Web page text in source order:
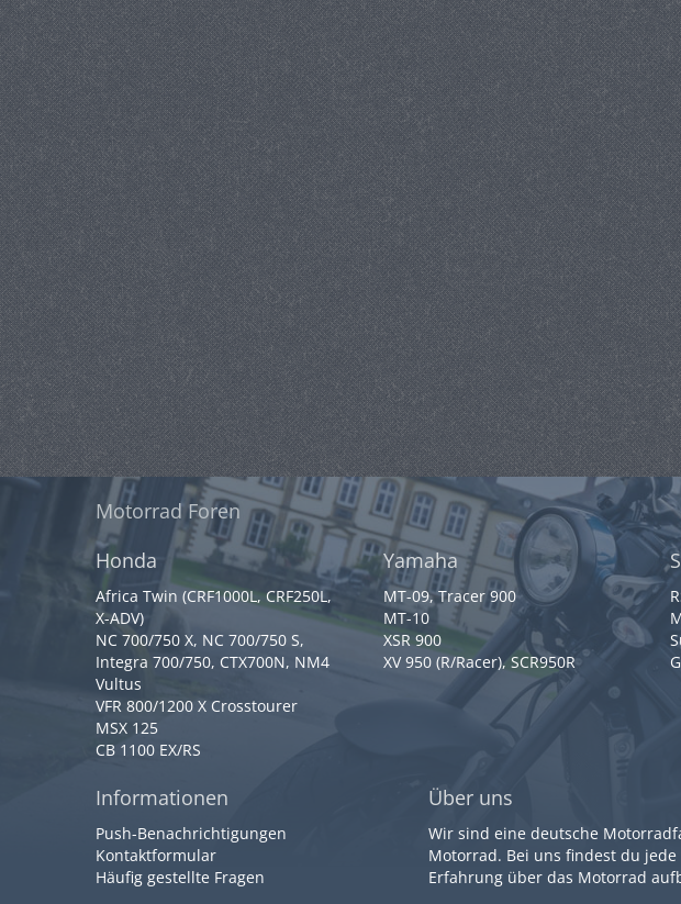
Motorrad Foren
Honda
Africa Twin (CRF1000L, CRF250L,
X-ADV)
NC 700/750 X, NC 700/750 S,
Integra 700/750, CTX700N, NM4
Vultus
VFR 800/1200 X Crosstourer
MSX 125
CB 1100 EX/RS
Yamaha
MT-09, Tracer 900
MT-10
XSR 900
XV 950 (R/Racer), SCR950R
Informationen
Push-Benachrichtigungen
Kontaktformular
Häufig gestellte Fragen
Über uns
Wir sind eine deutsche
Motorrad. Bei uns findest du
Erfahrung über das Motorrad